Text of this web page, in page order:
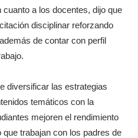
a los docentes, dijo que
disciplinar reforzando
de contar con perfil
diversificar las estrategias
temáticos con la
mejoren el rendimiento
trabajan con los padres de